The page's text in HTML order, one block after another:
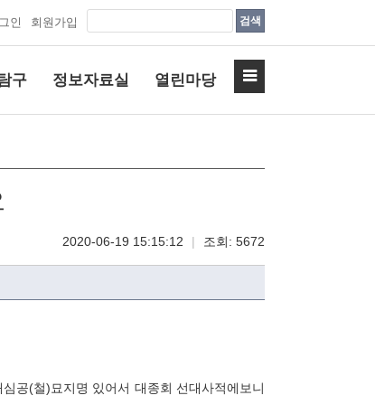
인 회원가입 검색
구 정보자료실 열린마당
2020-06-19 15:15:12 | 조회: 5672
공(철)묘지명 있어서 대종회 선대사적에보니